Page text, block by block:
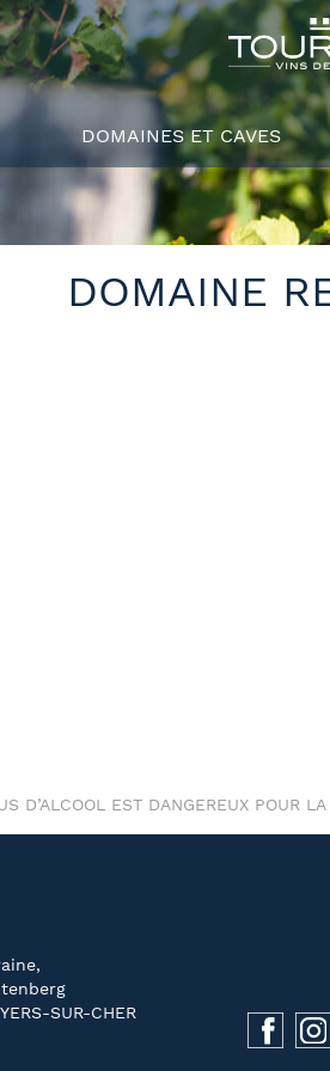
DOMAINES ET CAVES
DOMAINE
D’ALCOOL EST DANGEREUX POUR
SUR-CHER